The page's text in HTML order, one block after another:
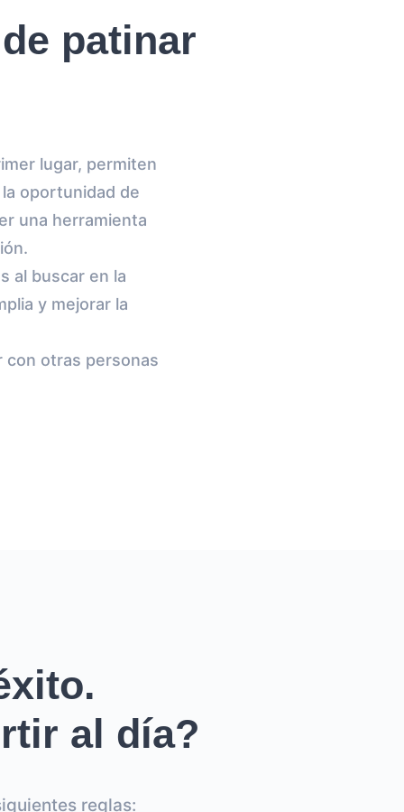
patinar
lugar, permiten
oportunidad de
una herramienta
al buscar en la
y mejorar la
con otras personas
al día?
reglas: